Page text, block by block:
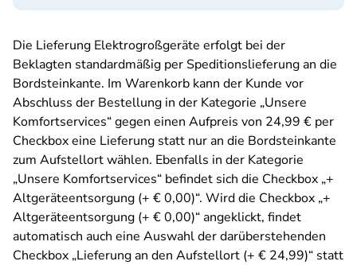
Die Lieferung Elektrogroßgeräte erfolgt bei der
Beklagten standardmäßig per Speditionslieferung an die
Bordsteinkante. Im Warenkorb kann der Kunde vor
Abschluss der Bestellung in der Kategorie „Unsere
Komfortservices“ gegen einen Aufpreis von 24,99 € per
Checkbox eine Lieferung statt nur an die Bordsteinkante
zum Aufstellort wählen. Ebenfalls in der Kategorie
„Unsere Komfortservices“ befindet sich die Checkbox „+
Altgeräteentsorgung (+ € 0,00)“. Wird die Checkbox „+
Altgeräteentsorgung (+ € 0,00)“ angeklickt, findet
automatisch auch eine Auswahl der darüberstehenden
Checkbox „Lieferung an den Aufstellort (+ € 24,99)“ statt